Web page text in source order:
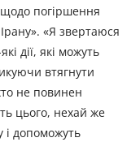
погіршення
Ірану». «Я звертаюся
дії, які можуть
втягнути
не повинен
цього, нехай же
і допоможуть